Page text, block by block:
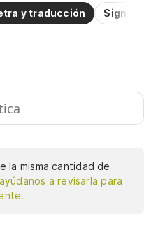
y traducción
la misma cantidad de
ayúdanos a revisarla para